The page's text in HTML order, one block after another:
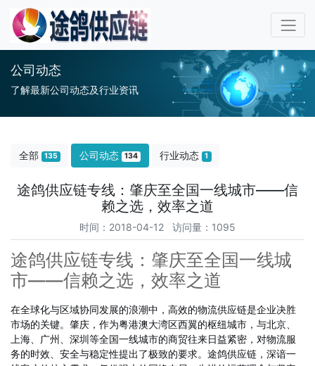
公司动态
了解最新公司动态及行业资讯
全部 135 公司动态 134 行业动态 1
途鸽供应链专线：肇庆至全国一线城市——信
赖之选，效率之道
时间：2018-04-12 访问量：1095
途鸽供应链专线：肇庆至全国一线城
市——信赖之选，效率之道
在全球化与区域协同发展的浪潮中，高效的物流供应链是企业决胜
市场的关键。肇庆，作为粤港澳大湾区西翼的枢纽城市，与北京、
上海、广州、深圳等全国一线城市的商贸往来日益紧密，对物流服
务的时效、安全与稳定性提出了极致的要求。途鸽供应链，深谙一